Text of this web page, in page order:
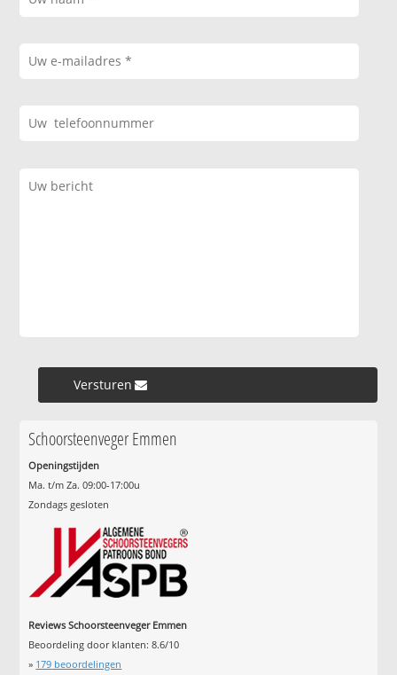
Versturen »
Schoorsteenveger Emmen
Openingstijden
Ma. t/m Za. 09:00-17:00u
Zondags gesloten
Reviews Schoorsteenveger Emmen
Beoordeling door klanten:8.6/10
» 179 beoordelingen